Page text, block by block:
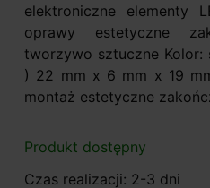
elektroniczne elementy
oprawy estetyczne
tworzywo sztuczne Kolor:
) 22 mm x 6 mm x 19
montaż estetyczne
Produkt dostępny
Czas realizacji: 2-3 dni